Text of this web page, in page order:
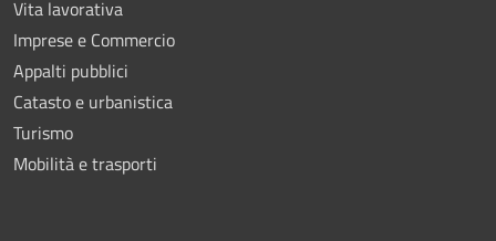
Vita lavorativa
Imprese e Commercio
Appalti pubblici
Catasto e urbanistica
Turismo
Mobilità e trasporti